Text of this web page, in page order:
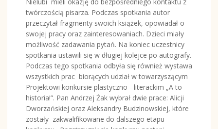
twórczością pisarza. Podczas spotkania autor
przeczytał fragmenty swoich książek, opowiadał o
swojej pracy oraz zainteresowaniach. Dzieci miały
możliwość zadawania pytań. Na koniec uczestnicy
spotkania ustawili się w długiej kolejce po autografy.
Podczas tego spotkania odbyła się również wystawa
wszystkich prac biorących udział w towarzyszącym
Projektowi konkursie plastyczno - literackim „A to
historia!”. Pan Andrzej Żak wybrał dwie prace: Alicji
Dworzańskiej oraz Aleksandry Budzinowskiej, które
zostały zakwalifikowane do dalszego etapu